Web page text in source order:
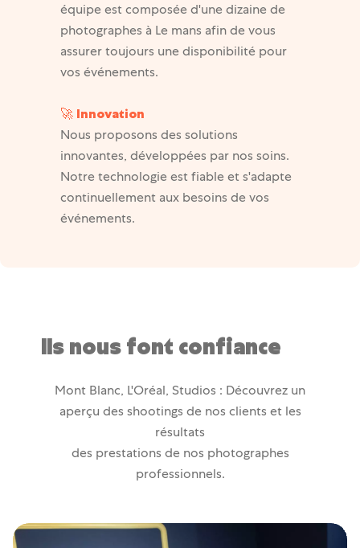
équipe est composée d'une dizaine de
photographes à Le mans afin de vous
assurer toujours une disponibilité pour
vos événements.
🚀 Innovation
Nous proposons des solutions
innovantes, développées par nos soins.
Notre technologie est fiable et s'adapte
continuellement aux besoins de vos
événements.
Ils nous font confiance
Mont Blanc, L'Oréal, Studios : Découvrez un
aperçu des shootings de nos clients et les
résultats
des prestations de nos photographes
professionnels.